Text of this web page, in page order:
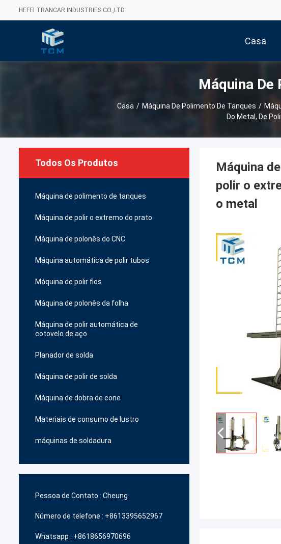
HEFEI TRANCAR INDUSTRIES CO.,LTD
Casa
Máquina De
Casa / Máquina De Polimento De Tanques /
Do Metal, De
Todos Os Produtos
Máquina de polimento de tanques
Máquina de polir o extremo do prato
Máquina de polonês do CNC
Máquina automática de polir tubos
Máquina de polir fios
Máquina de polonês da folha
Máquina de polir automática de
cotovelo de aço
Planador de solda
Máquina de polir de solda
Máquina de dobra de cone
Materiais de consumo de lustro
máquinas de soldadura
Pessoa de Contato : Cheung
Número de telefone : +8613395652967
Whatsapp : +8618656970696
Máquina
polir o
o metal